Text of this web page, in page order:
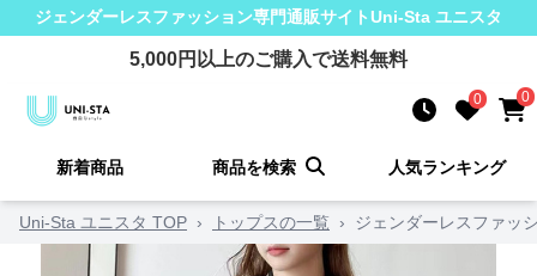
ジェンダーレスファッション専門通販サイトUni-Sta ユニスタ
5,000円以上のご購入で送料無料
0 0
新着商品 商品を検索 人気ランキング
Uni-Sta ユニスタ TOP › トップスの一覧 › ジェンダーレスファッ